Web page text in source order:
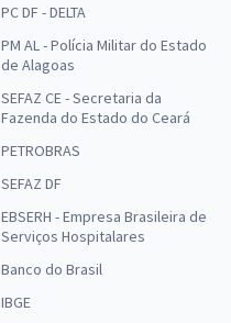
PC DF - DELTA
PM AL - Polícia Militar do Estado
de Alagoas
SEFAZ CE - Secretaria da
Fazenda do Estado do Ceará
PETROBRAS
SEFAZ DF
EBSERH - Empresa Brasileira de
Serviços Hospitalares
Banco do Brasil
IBGE